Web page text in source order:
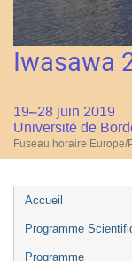
Iwasawa
19–28 juin 2019
Université de
Fuseau horaire Europe/
Menu
de
Accueil
Programme
Programme